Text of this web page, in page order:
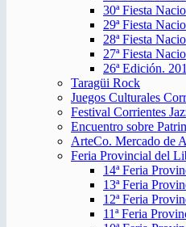
30ª Fiesta
29ª Fiesta
28ª Fiesta
27ª Fiesta
26ª Edición.
Taragüi Rock
Juegos Culturales
Festival Corrientes
Encuentro sobre
ArteCo. Mercado de
Feria Provincial del
14ª Feria
13ª Feria
12ª Feria
11ª Feria